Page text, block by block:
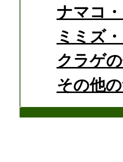
ナマコ
ミミズ
クラゲ
その他